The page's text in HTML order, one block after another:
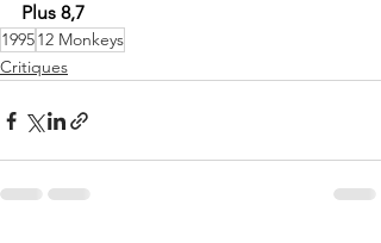
Plus 8,7
199512 Monkeys
Critiques